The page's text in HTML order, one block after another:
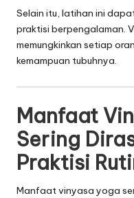
Selain itu, latihan ini
praktisi berpengalaman.
memungkinkan setiap
kemampuan tubuhnya.
Manfaat
Sering
Praktisi
Manfaat vinyasa yoga